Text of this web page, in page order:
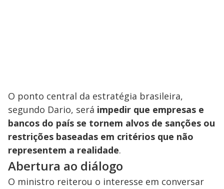
O ponto central da estratégia brasileira,
segundo Dario, será impedir que empresas e
bancos do país se tornem alvos de sanções ou
restrições baseadas em critérios que não
representem a realidade.
Abertura ao diálogo
O ministro reiterou o interesse em conversar